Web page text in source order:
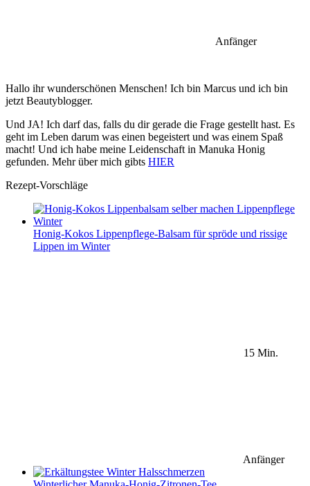
Anfänger
Hallo ihr wunderschönen Menschen! Ich bin Marcus und ich bin
jetzt Beautyblogger.
Und JA! Ich darf das, falls du dir gerade die Frage gestellt hast. Es
geht im Leben darum was einen begeistert und was einem Spaß
macht! Und ich habe meine Leidenschaft in Manuka Honig
gefunden. Mehr über mich gibts HIER
Rezept-Vorschläge
Honig-Kokos Lippenpflege-Balsam für spröde und rissige
Lippen im Winter
15 Min.
Anfänger